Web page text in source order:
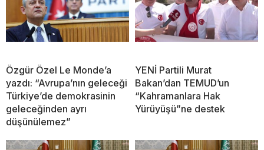
Özgür Özel Le Monde’a
yazdı: “Avrupa’nın geleceği
Türkiye’de demokrasinin
geleceğinden ayrı
düşünülemez”
YENİ Partili Murat
Bakan’dan TEMUD’un
“Kahramanlara Hak
Yürüyüşü”ne destek